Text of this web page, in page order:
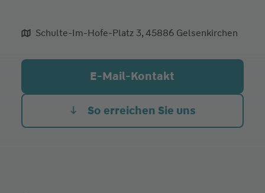
aliqua culpa cillum ullamco
Schulte-Im-Hofe-Platz 3, 45886 Gelsenkirchen
E-Mail-Kontakt
So erreichen Sie uns